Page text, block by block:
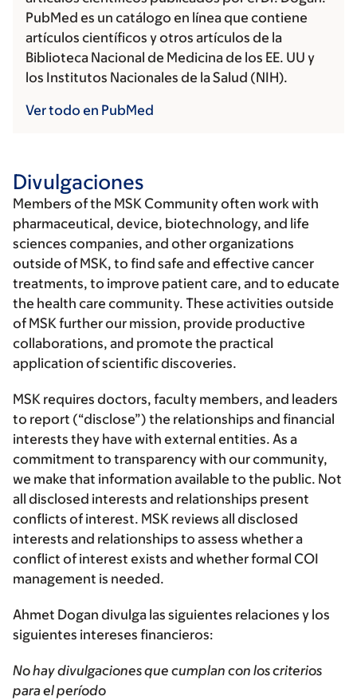
PubMed es un catálogo en línea que contiene
artículos científicos y otros artículos de la
Biblioteca Nacional de Medicina de los EE. UU y
los Institutos Nacionales de la Salud (NIH).
Ver todo en PubMed
Divulgaciones
Members of the MSK Community often work with
pharmaceutical, device, biotechnology, and life
sciences companies, and other organizations
outside of MSK, to find safe and effective cancer
treatments, to improve patient care, and to educate
the health care community. These activities outside
of MSK further our mission, provide productive
collaborations, and promote the practical
application of scientific discoveries.
MSK requires doctors, faculty members, and leaders
to report (“disclose”) the relationships and financial
interests they have with external entities. As a
commitment to transparency with our community,
we make that information available to the public. Not
all disclosed interests and relationships present
conflicts of interest. MSK reviews all disclosed
interests and relationships to assess whether a
conflict of interest exists and whether formal COI
management is needed.
Ahmet Dogan divulga las siguientes relaciones y los
siguientes intereses financieros:
No hay divulgaciones que cumplan con los criterios
para el período